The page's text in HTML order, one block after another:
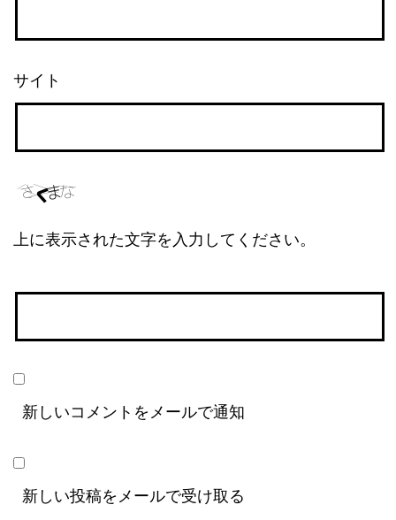
サイト
上に表示された文字を入力してください。
新しいコメントをメールで通知
新しい投稿をメールで受け取る